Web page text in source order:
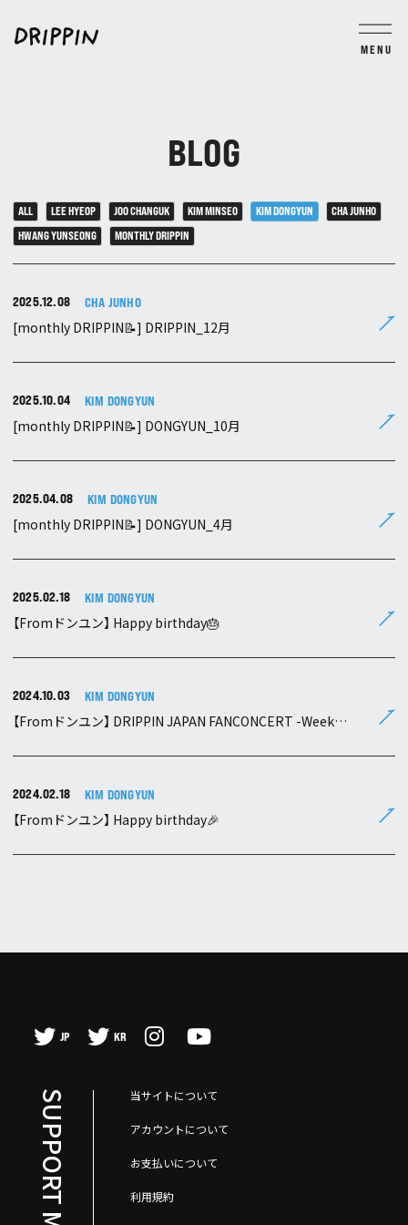
MENU
BLOG
ALL LEE HYEOP JOO CHANGUK KIM MINSEO KIM DONGYUN
CHA JUNHO
HWANG YUNSEONG
MONTHLY DRIPPIN
2025.12.08 CHA JUNHO
[monthly DRIPPIN📝] DRIPPIN_12月
2025.10.04 KIM DONGYUN
[monthly DRIPPIN📝] DONGYUN_10月
2025.04.08 KIM DONGYUN
[monthly DRIPPIN📝] DONGYUN_4月
2025.02.18 KIM DONGYUN
【Fromドンユン】 Happy birthday🎂
2024.10.03 KIM DONGYUN
【Fromドンユン】 DRIPPIN JAPAN FANCONCERT -Week…
2024.02.18 KIM DONGYUN
【Fromドンユン】 Happy birthday🎉
JP KR
当サイトについて
アカウントについて
お支払いについて
利用規約